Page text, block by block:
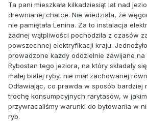
Ta pani mieszkała kilkadziesiąt lat nad
drewnianej chatce. Nie wiedziała, że
nie pamiętała Lenina. Za to instalacja
żadnej wątpliwości pochodziła z czasów
powszechnej elektryfikacji kraju.
prowadzone każdy oddzielnie zawijane
Rybostan tego jeziora, na który składały
małej białej ryby, nie miał zachowanej
Odławiając, co prawda w sposób bardziej
trochę konsumpcyjnych rarytasów, w
przywracaliśmy warunki do bytowania w
ryb.